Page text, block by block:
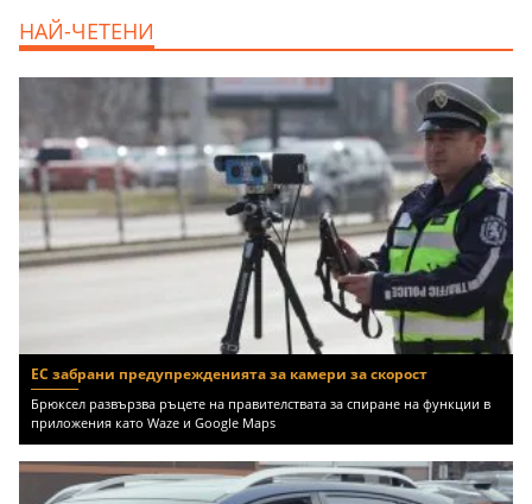
НАЙ-ЧЕТЕНИ
ЕС забрани предупрежденията за камери за скорост
Брюксел развързва ръцете на правителствата за спиране на функции в
приложения като Waze и Google Maps